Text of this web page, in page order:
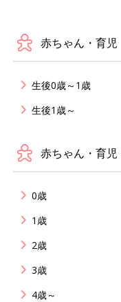
赤ちゃん・育児
生後0歳～1歳
生後1歳～
赤ちゃん・育児
0歳
1歳
2歳
3歳
4歳～